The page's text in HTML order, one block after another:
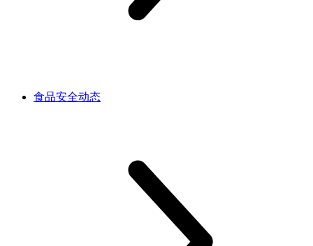
食品安全动态